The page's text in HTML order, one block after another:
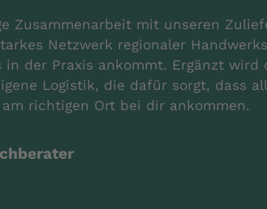
Zusammenarbeit mit unseren
Netzwerk regionaler
in der Praxis ankommt. Ergänzt wird
Logistik, die dafür sorgt, dass
richtigen Ort bei dir ankommen.